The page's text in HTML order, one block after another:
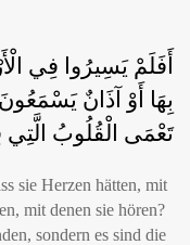
أَفَلَمْ يَسِيرُوا فِي
بِهَا أَوْ آذَانٌ
تَعْمَى الْقُلُوبُ الَّتِي
sie Herzen hätten, mit
mit denen sie hören?
sondern es sind die